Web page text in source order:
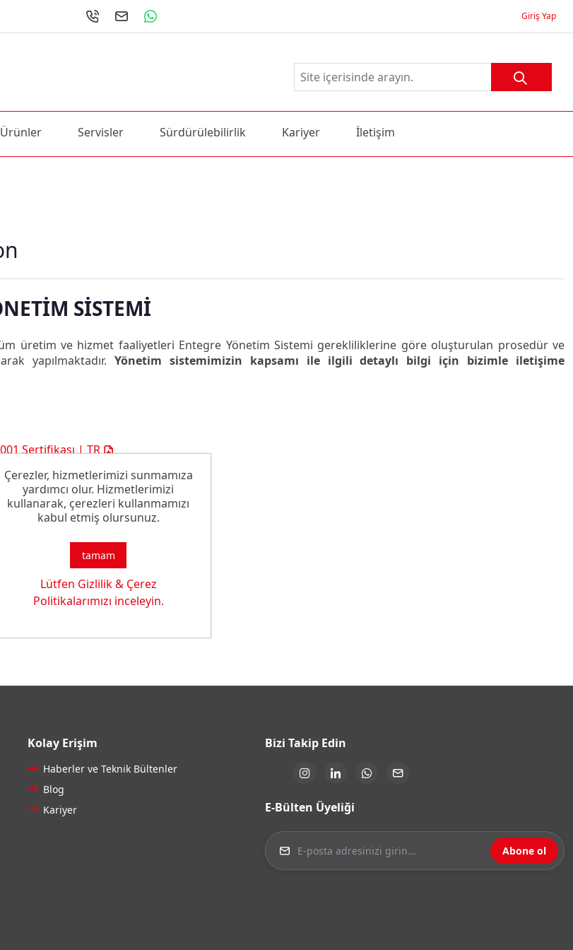
Giriş Yap
Ürünler Servisler Sürdürülebilirlik Kariyer İletişim
SİSTEMİ
üretim ve hizmet faaliyetleri Entegre Yönetim Sistemi gerekliliklerine göre oluşturulan prosedür ve
yapılmaktadır. Yönetim sistemimizin kapsamı ile ilgili detaylı bilgi için bizimle iletişime
Sertifikası | TR
Sertifikası | TR
1 Sertifikası | TR
Sertifikası | TR
50001 Sertifikası | TR
Belgesi | TR
İzi Doğrulama Beyanı | TR
Kolay Erişim
Haberler ve Teknik Bültenler
Blog
Kariyer
Bizi Takip Edin
E-Bülten Üyeliği
Abone ol
Çerezler, hizmetlerimizi sunmamıza
yardımcı olur. Hizmetlerimizi
kullanarak, çerezleri kullanmamızı
kabul etmiş olursunuz.
tamam
Lütfen Gizlilik & Çerez
Politikalarımızı inceleyin.